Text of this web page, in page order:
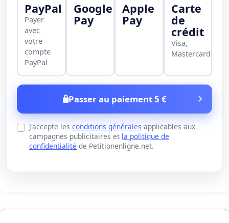
PayPal
Payer
avec
votre
compte
PayPal
Google
Pay
Apple
Pay
Carte
de
crédit
Visa,
Mastercard
Passer au paiement 5 €
J'accepte les conditions générales applicables aux
campagnes publicitaires et la politique de
confidentialité de Petitionenligne.net.